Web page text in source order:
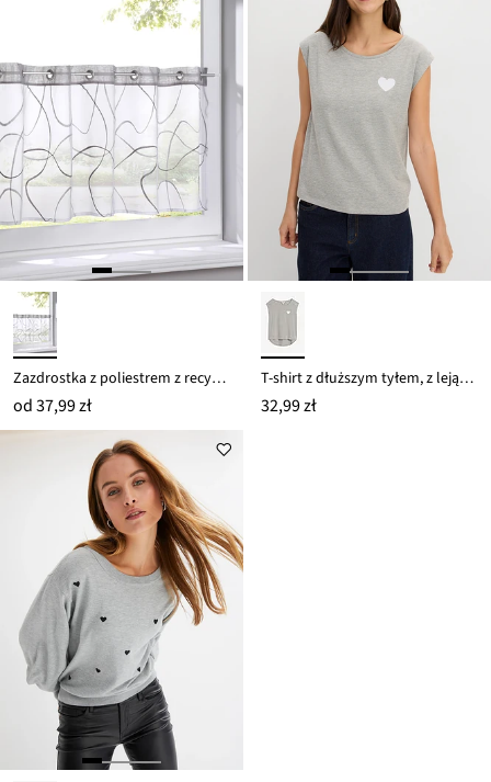
Zazdrostka z poliestrem z recyklingu i haftem
od37,99 zł
T-shirt z dłuższym tyłem, z lejącej mieszanki wiskozy
32,99 zł